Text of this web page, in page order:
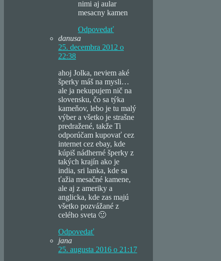
nimi aj aular
mesacny kamen
Odpovedať
danusa
25. decembra 2012 o
22:38
ahoj Jolka, neviem aké
šperky máš na mysli…
ale ja nekupujem nič na
slovensku, čo sa týka
kameňov, lebo je tu malý
výber a všetko je strašne
predražené, takže Ti
odporúčam kupovať cez
internet cez ebay, kde
kúpiš nádherné šperky z
takých krajín ako je
india, sri lanka, kde sa
ťažia mesačné kamene,
ale aj z ameriky a
anglicka, kde zas majú
všetko pozvážané z
celého sveta 🙂
Odpovedať
jana
25. augusta 2016 o 21:17